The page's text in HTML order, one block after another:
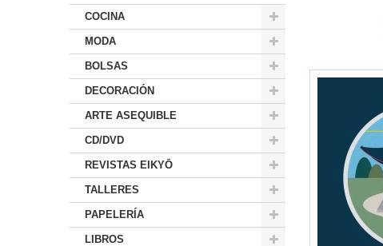
COCINA
MODA
BOLSAS
DECORACIÓN
ARTE ASEQUIBLE
CD/DVD
REVISTAS EIKYŌ
TALLERES
PAPELERÍA
LIBROS